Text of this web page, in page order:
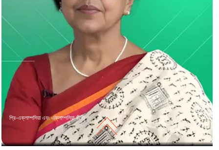
প্রি-এক্লাম্পসিয়া এবং এক্লাম্পসিয়া কী?